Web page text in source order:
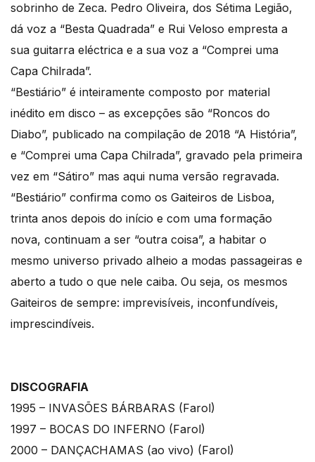
sobrinho de Zeca. Pedro Oliveira, dos Sétima Legião,
dá voz a “Besta Quadrada” e Rui Veloso empresta a
sua guitarra eléctrica e a sua voz a “Comprei uma
Capa Chilrada”.
“Bestiário” é inteiramente composto por material
inédito em disco – as excepções são “Roncos do
Diabo”, publicado na compilação de 2018 “A História”,
e “Comprei uma Capa Chilrada”, gravado pela primeira
vez em “Sátiro” mas aqui numa versão regravada.
“Bestiário” confirma como os Gaiteiros de Lisboa,
trinta anos depois do início e com uma formação
nova, continuam a ser “outra coisa”, a habitar o
mesmo universo privado alheio a modas passageiras e
aberto a tudo o que nele caiba. Ou seja, os mesmos
Gaiteiros de sempre: imprevisíveis, inconfundíveis,
imprescindíveis.
DISCOGRAFIA
1995 – INVASÕES BÁRBARAS (Farol)
1997 – BOCAS DO INFERNO (Farol)
2000 – DANÇACHAMAS (ao vivo) (Farol)